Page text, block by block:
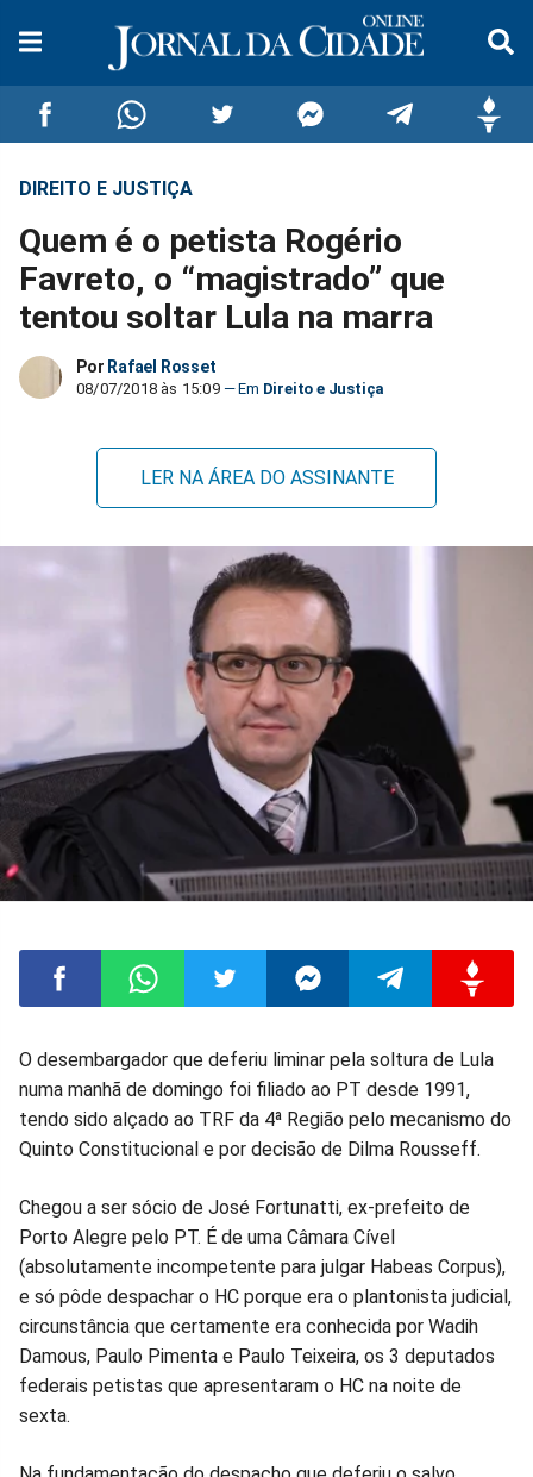
Compartilhar
no
Facebook
Compartilhar
no
Whatsapp
Compartilhar
no
Twitter
no
Messenger
no
Telegram
DIREITO E JUSTIÇA
Quem é o petista Rogério
Favreto, o “magistrado” que
tentou soltar Lula na marra
Por Rafael Rosset
08/07/2018 às 15:09 Direito e Justiça
LER NA ÁREA DO ASSINANTE
Compartilhar
no
Compartilhar
no
Compartilhar
no
Compartilhar
no
Compartilhar
no
no
O desembargador que deferiu liminar pela soltura de Lula
numa manhã de domingo foi filiado ao PT desde 1991,
tendo sido alçado ao TRF da 4ª Região pelo mecanismo do
Quinto Constitucional e por decisão de Dilma Rousseff.
Chegou a ser sócio de José Fortunatti, ex-prefeito de
Porto Alegre pelo PT. É de uma Câmara Cível
(absolutamente incompetente para julgar Habeas Corpus),
e só pôde despachar o HC porque era o plantonista judicial,
circunstância que certamente era conhecida por Wadih
Damous, Paulo Pimenta e Paulo Teixeira, os 3 deputados
federais petistas que apresentaram o HC na noite de
sexta.